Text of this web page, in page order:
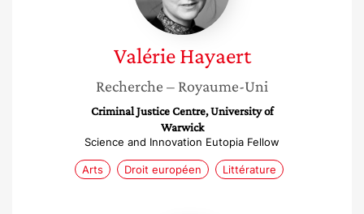
Valérie Hayaert
Recherche – Royaume-Uni
Criminal Justice Centre, University of
Warwick
Science and Innovation Eutopia Fellow
Arts Droit européen Littérature